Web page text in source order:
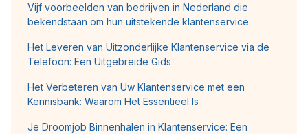
Vijf voorbeelden van bedrijven in Nederland die
bekendstaan om hun uitstekende klantenservice
Het Leveren van Uitzonderlijke Klantenservice via de
Telefoon: Een Uitgebreide Gids
Het Verbeteren van Uw Klantenservice met een
Kennisbank: Waarom Het Essentieel Is
Je Droomjob Binnenhalen in Klantenservice: Een